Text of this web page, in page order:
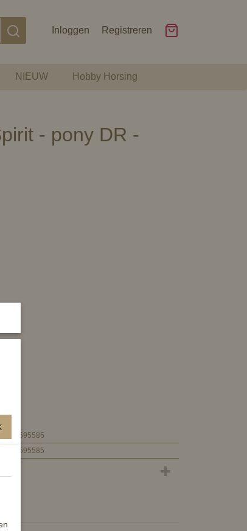
Inloggen Registreren
NIEUW Hobby Horsing
- pony DR -